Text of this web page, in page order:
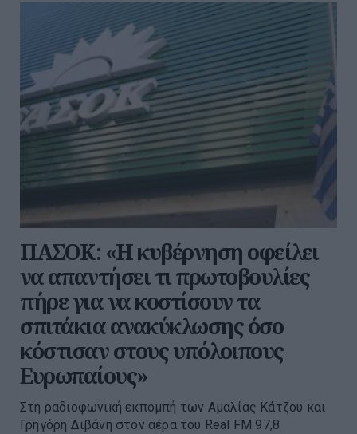
ΠΑΣΟΚ: «Η κυβέρνηση οφείλει
να απαντήσει τι πρωτοβουλίες
πήρε για να κοστίσουν τα
σπιτάκια ανακύκλωσης όσο
κόστισαν στους υπόλοιπους
Ευρωπαίους»
Στη ραδιοφωνική εκπομπή των Αμαλίας Κάτζου και
Γρηγόρη Διβάνη στον αέρα του Real FM 97,8